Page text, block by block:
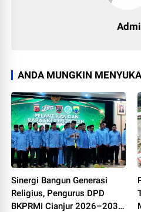
ANDA MUNGKIN
Sinergi Bangun Generasi
Religius, Pengurus DPD
BKPRMI Cianjur 2026–2031